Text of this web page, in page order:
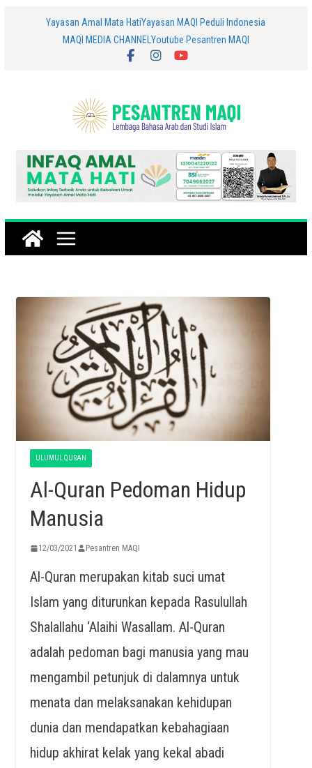
Yayasan Amal Mata HatiYayasan MAQI Peduli Indonesia
MAQI MEDIA CHANNEL Youtube Pesantren MAQI
ULUMUL QURAN
Al-Quran Pedoman Hidup
Manusia
12/03/2021 Pesantren MAQI
Al-Quran merupakan kitab suci umat
Islam yang diturunkan kepada Rasulullah
Shalallahu ‘Alaihi Wasallam. Al-Quran
adalah pedoman bagi manusia yang mau
mengambil petunjuk di dalamnya untuk
menata dan melaksanakan kehidupan
dunia dan mendapatkan kebahagiaan
hidup akhirat kelak yang kekal abadi